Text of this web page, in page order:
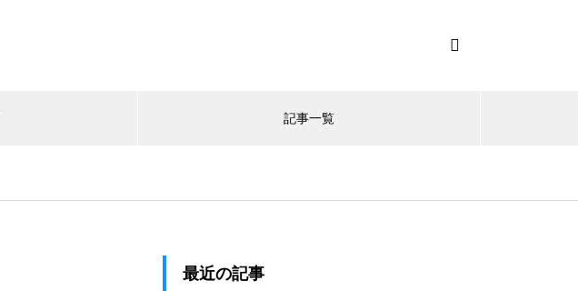
記事一覧
最近の記事